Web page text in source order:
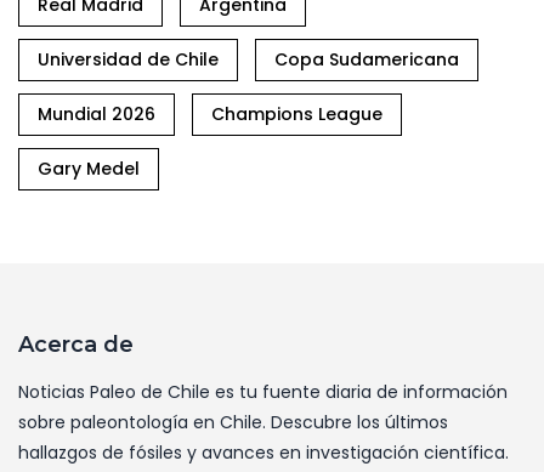
Real Madrid Argentina
Universidad de Chile Copa Sudamericana
Mundial 2026 Champions League
Gary Medel
Acerca de
Noticias Paleo de Chile es tu fuente diaria de información
sobre paleontología en Chile. Descubre los últimos
hallazgos de fósiles y avances en investigación científica.